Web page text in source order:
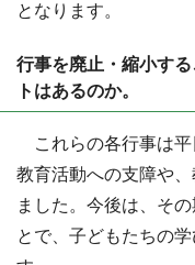
となります。
行事を廃止・縮小す
トはあるのか。
これらの各行事は平
教育活動への支障や
ました。今後は、そ
とで、子どもたちの